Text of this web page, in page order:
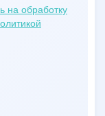
на обработку